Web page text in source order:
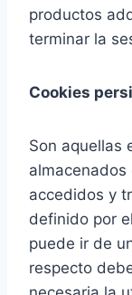
productos
terminar la
Cookies
Son aquellas
accedidos y
definido por
puede ir de
respecto